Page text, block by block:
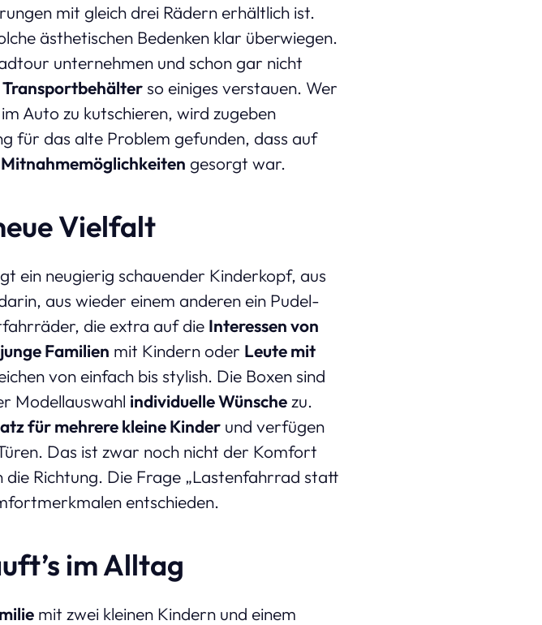
mit gleich drei Rädern erhältlich ist.
ästhetischen Bedenken klar überwiegen.
unternehmen und schon gar nicht
Transportbehälterso einiges verstauen. Wer
Auto zu kutschieren, wird zugeben
für das alte Problem gefunden, dass auf
Mitnahmemöglichkeiten gesorgt war.
Vielfalt
ein neugierig schauender Kinderkopf, aus
aus wieder einem anderen ein Pudel-
die extra auf die Interessen von
junge Familien mit Kindern oder Leute mit
von einfach bis stylish. Die Boxen sind
Modellauswahl individuelle Wünschezu.
für mehrere kleine Kinderund verfügen
Das ist zwar noch nicht der Komfort
Richtung. Die Frage „Lastenfahrrad statt
entschieden.
im Alltag
mit zwei kleinen Kindern und einem